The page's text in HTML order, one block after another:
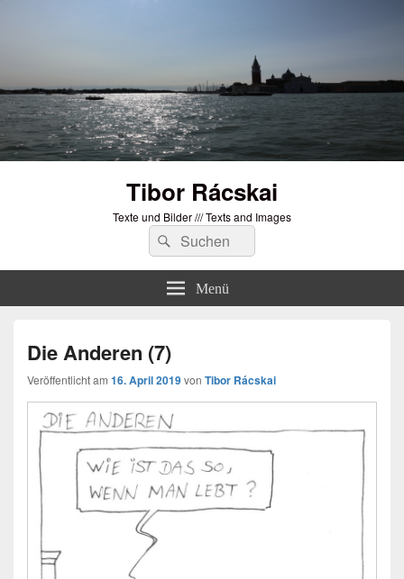
Tibor Rácskai
Texte und Bilder /// Texts and Images
Suchen
nach:
Suchen
Menü
Die Anderen (7)
Veröffentlicht am 16. April 2019von Tibor Rácskai